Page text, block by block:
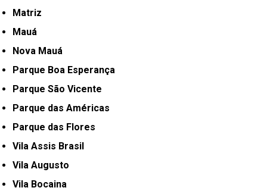
Matriz
Mauá
Nova Mauá
Parque Boa Esperança
Parque São Vicente
Parque das Américas
Parque das Flores
Vila Assis Brasil
Vila Augusto
Vila Bocaina